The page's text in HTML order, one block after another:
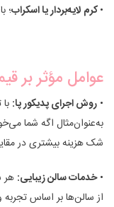
•کرم لایه‌بردار یا اسکراب؛
عوامل مؤثر بر
• روش اجرای پدیکور پا:
به‌عنوان‌مثال اگه شما
شک هزینه بیشتری در
•خدمات سالن زیبایی: هر
از سالن‌ها بر اساس